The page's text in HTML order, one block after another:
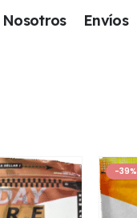
Nosotros Envíos
-39%